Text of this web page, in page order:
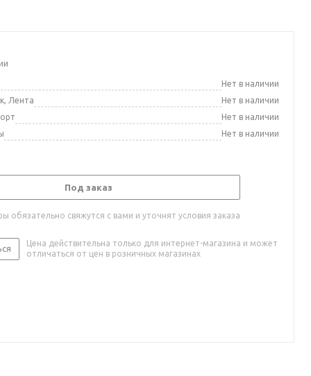
Нет в наличии
Лента
Нет в наличии
Нет в наличии
Нет в наличии
Под заказ
обязательно свяжутся с вами и уточнят условия заказа
Цена действительна только для интернет-магазина и может
отличаться от цен в розничных магазинах